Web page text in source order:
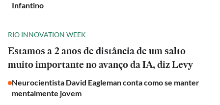
Infantino
RIO INNOVATION WEEK
Estamos a 2 anos de distância de um salto
muito importante no avanço da IA, diz Levy
Neurocientista David Eagleman conta como se manter
mentalmente jovem